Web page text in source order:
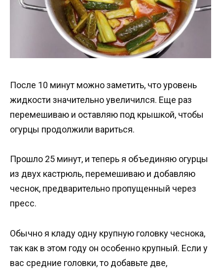
После 10 минут можно заметить, что уровень
жидкости значительно увеличился. Еще раз
перемешиваю и оставляю под крышкой, чтобы
огурцы продолжили вариться.
Прошло 25 минут, и теперь я объединяю огурцы
из двух кастрюль, перемешиваю и добавляю
чеснок, предварительно пропущенный через
пресс.
Обычно я кладу одну крупную головку чеснока,
так как в этом году он особенно крупный. Если у
вас средние головки, то добавьте две,